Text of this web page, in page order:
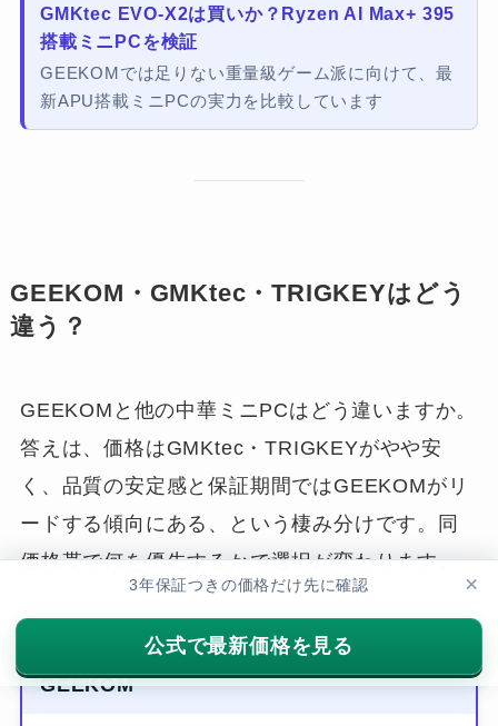
GMKtec EVO-X2は買いか？Ryzen AI Max+ 395
搭載ミニPCを検証
GEEKOMでは足りない重量級ゲーム派に向けて、最
新APU搭載ミニPCの実力を比較しています
GEEKOM・GMKtec・TRIGKEYはどう
違う？
GEEKOMと他の中華ミニPCはどう違いますか。
答えは、価格はGMKtec・TRIGKEYがやや安
く、品質の安定感と保証期間ではGEEKOMがリ
ードする傾向にある、という棲み分けです。同
価格帯で何を優先するかで選択が変わります。
安定性・保証重視ならこれ
GEEKOM
×
3年保証つきの価格だけ先に確認
公式で最新価格を見る